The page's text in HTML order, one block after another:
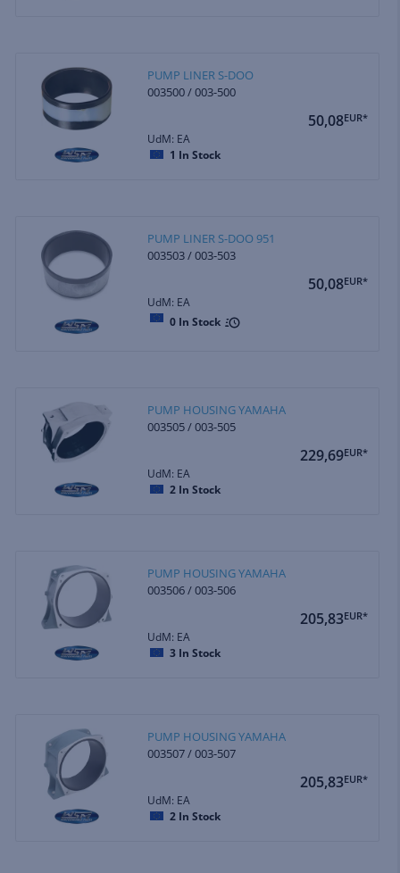
PUMP LINER S-DOO
003500 / 003-500
50,08EUR*
UdM: EA
1 In Stock
PUMP LINER S-DOO 951
003503 / 003-503
50,08EUR*
UdM: EA
0 In Stock
PUMP HOUSING YAMAHA
003505 / 003-505
229,69EUR*
UdM: EA
2 In Stock
PUMP HOUSING YAMAHA
003506 / 003-506
205,83EUR*
UdM: EA
3 In Stock
PUMP HOUSING YAMAHA
003507 / 003-507
205,83EUR*
UdM: EA
2 In Stock